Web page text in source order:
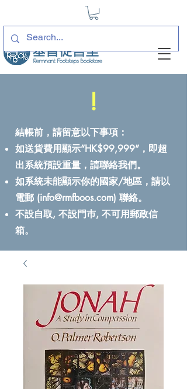
!
結帳前，請留意以下事項：
如送貨費用顯示“HK$99,999”，即超
出系統預設重量，請聯絡我們。
如系統未能顯示你的國家/地區，請以
電郵 (info@rmfboos.com) 聯絡。
不設自取, 不設門巿, 不可用郵政信
箱。